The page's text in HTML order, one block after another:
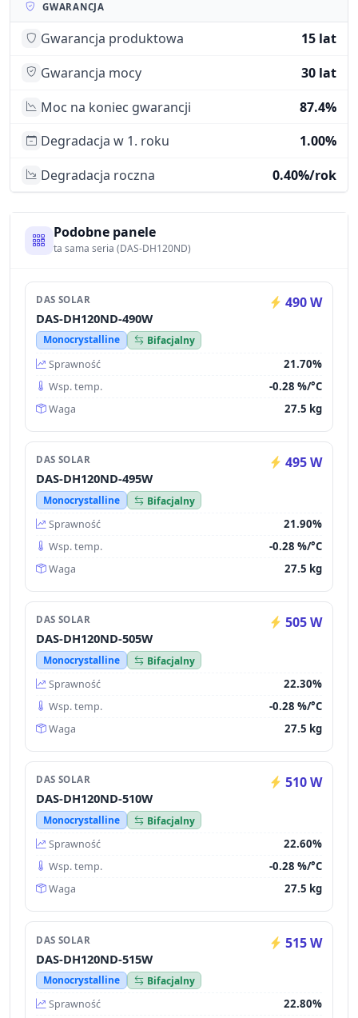
GWARANCJA
Gwarancja produktowa
15 lat
Gwarancja mocy
30 lat
Moc na koniec gwarancji
87.4%
Degradacja w 1. roku
1.00%
Degradacja roczna
0.40%/rok
Podobne panele
ta sama seria (DAS-DH120ND)
DAS SOLAR 490 W
DAS-DH120ND-490W
Monocrystalline
Bifacjalny
Sprawność
21.70%
Wsp. temp. -0.28 %/°C
Waga 27.5 kg
DAS SOLAR 495 W
DAS-DH120ND-495W
Monocrystalline
Bifacjalny
Sprawność
21.90%
Wsp. temp. -0.28 %/°C
Waga 27.5 kg
DAS SOLAR 505 W
DAS-DH120ND-505W
Monocrystalline
Bifacjalny
Sprawność
22.30%
Wsp. temp. -0.28 %/°C
Waga 27.5 kg
DAS SOLAR 510 W
DAS-DH120ND-510W
Monocrystalline
Bifacjalny
Sprawność
22.60%
Wsp. temp. -0.28 %/°C
Waga 27.5 kg
DAS SOLAR 515 W
DAS-DH120ND-515W
Monocrystalline
Bifacjalny
Sprawność
22.80%